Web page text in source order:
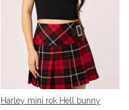
Harley mini rok Hell bunny